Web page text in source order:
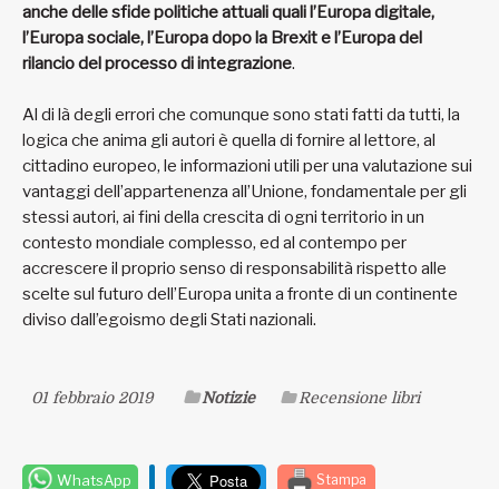
anche delle sfide politiche attuali quali l’Europa digitale,
l’Europa sociale, l’Europa dopo la Brexit e l’Europa del
rilancio del processo di integrazione.
Al di là degli errori che comunque sono stati fatti da tutti, la
logica che anima gli autori è quella di fornire al lettore, al
cittadino europeo, le informazioni utili per una valutazione sui
vantaggi dell’appartenenza all’Unione, fondamentale per gli
stessi autori, ai fini della crescita di ogni territorio in un
contesto mondiale complesso, ed al contempo per
accrescere il proprio senso di responsabilità rispetto alle
scelte sul futuro dell’Europa unita a fronte di un continente
diviso dall’egoismo degli Stati nazionali.
01 febbraio 2019 Notizie Recensione libri
WhatsApp Stampa